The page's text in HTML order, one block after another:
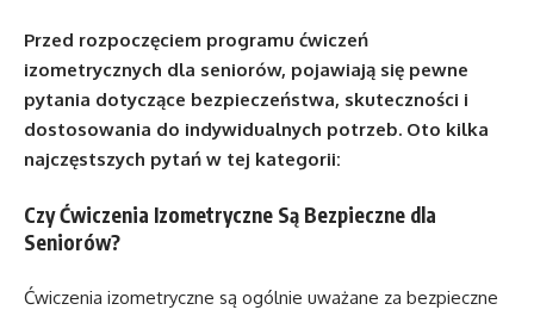
Przed rozpoczęciem programu ćwiczeń
izometrycznych dla seniorów, pojawiają się pewne
pytania dotyczące bezpieczeństwa, skuteczności i
dostosowania do indywidualnych potrzeb. Oto kilka
najczęstszych pytań w tej kategorii:
Czy Ćwiczenia Izometryczne Są Bezpieczne dla
Seniorów?
Ćwiczenia izometryczne są ogólnie uważane za bezpieczne